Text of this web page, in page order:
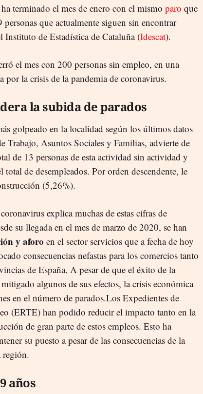
ha terminado el mes de enero con el mismo paro que
que actualmente siguen sin encontrar
Instituto de Estadística de Cataluña (Idescat).
el mes con 200 personas sin empleo, en una
por la crisis de la pandemia de coronavirus.
la subida de parados
golpeado en la localidad según los últimos datos
Trabajo, Asuntos Sociales y Familias, advierte de
de 13 personas de esta actividad sin actividad y
total de desempleados. Por orden descendente, le
(5,26%).
explica muchas de estas cifras de
su llegada en el mes de marzo de 2020, se han
y aforo en el sector servicios que a fecha de hoy
consecuencias nefastas para los comercios tanto
de España. A pesar de que el éxito de la
algunos de sus efectos, la crisis económica
en el número de parados.Los Expedientes de
(ERTE) han podido reducir el impacto tanto en la
de gran parte de estos empleos. Esto ha
su puesto a pesar de las consecuencias de la
región.
años